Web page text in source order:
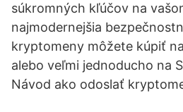
súkromných kľúčov na
najmodernejšia
kryptomeny môžete kúpiť
alebo veľmi jednoducho na
Návod ako odoslať